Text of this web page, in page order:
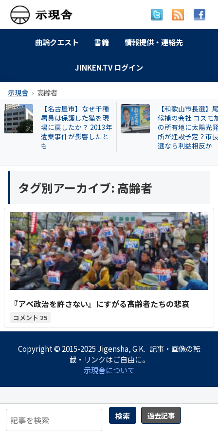
曲輪クエスト 書籍 情報提供・連絡先
JINKEN.TV ログイン
示現舎 高齢者
【名古屋市】なぜ千種
署員は保護した猫を現
場に戻したか？ 2013年
遺棄事件が影響したと
も
【和歌山市長選】
候補の会社 コスモ
の所有地に太陽光
所が建設予定？市
選なら利益相反か
検索 過去記事
タグ別アーカイブ: 高齢者
『アベ政治を許さない』にすがる高齢者たちの悲哀
25
Copyright © 2015-2025 Jigensha, G.K. 記事・画像の転
載・リンクはご自由に。
示現舎について